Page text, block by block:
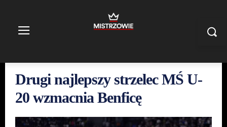
Drugi najlepszy strzelec MŚ U-
20 wzmacnia Benficę